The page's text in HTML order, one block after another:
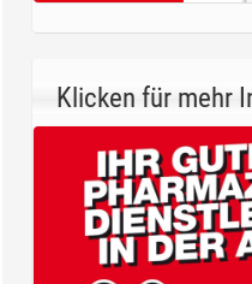
Klicken für mehr